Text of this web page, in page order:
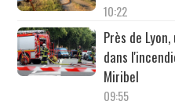
10:22
Près de
dans
Miribel
09:55